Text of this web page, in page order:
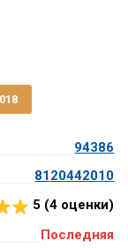
94386
8120442010
5 (4 оценки)
Последняя